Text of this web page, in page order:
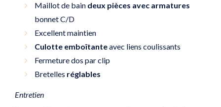
était :
169,00€.
est :
Maillot de bain deux pièces avec armatures
bonnet C/D
Excellent maintien
Culotte emboîtanteavec liens coulissants
Fermeture dos par clip
Bretelles réglables
Entretien